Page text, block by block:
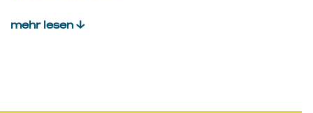
mehr lesen ↓